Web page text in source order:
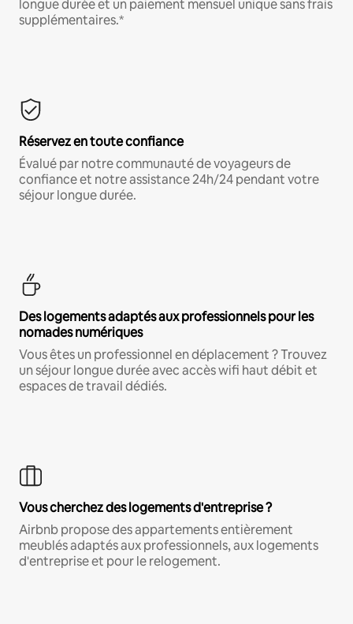
longue durée et un paiement mensuel unique sans frais
supplémentaires.*
Réservez en toute confiance
Évalué par notre communauté de voyageurs de
confiance et notre assistance 24h/24 pendant votre
séjour longue durée.
Des logements adaptés aux professionnels pour les
nomades numériques
Vous êtes un professionnel en déplacement ? Trouvez
un séjour longue durée avec accès wifi haut débit et
espaces de travail dédiés.
Vous cherchez des logements d'entreprise ?
Airbnb propose des appartements entièrement
meublés adaptés aux professionnels, aux logements
d'entreprise et pour le relogement.